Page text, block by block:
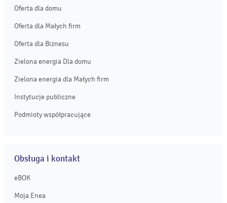
Oferta dla domu
Oferta dla Małych firm
Oferta dla Biznesu
Zielona energia Dla domu
Zielona energia dla Małych firm
Instytucje publiczne
Podmioty współpracujące
Obsługa i kontakt
eBOK
Moja Enea